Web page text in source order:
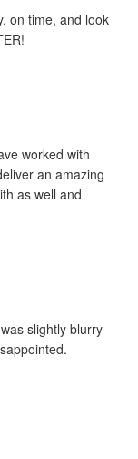
on time, and look
worked with
an amazing
as well and
slightly blurry